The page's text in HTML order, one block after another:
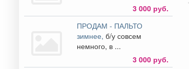
3 000 руб.
ПРОДАМ - ПАЛЬТО
зимнее,б/у совсем
немного, в ...
3 000 руб.